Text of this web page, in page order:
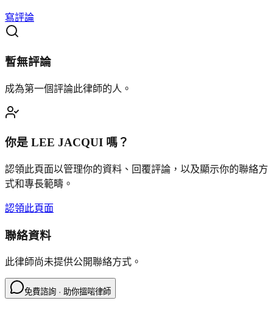
寫評論
暫無評論
成為第一個評論此律師的人。
你是 LEE JACQUI 嗎？
認領此頁面以管理你的資料、回覆評論，以及顯示你的聯絡方
式和專長範疇。
認領此頁面
聯絡資料
此律師尚未提供公開聯絡方式。
免費諮詢 · 助你搵啱律師